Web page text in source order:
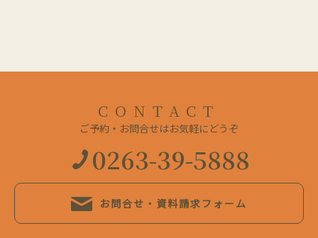
CONTACT
ご予約・お問合せはお気軽にどうぞ
0263-39-5888
お問合せ・資料請求フォーム